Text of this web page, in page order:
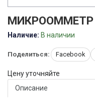
МИКРООММЕТР
Наличие: В наличии
Поделиться: Facebook
Цену уточняйте
Описание